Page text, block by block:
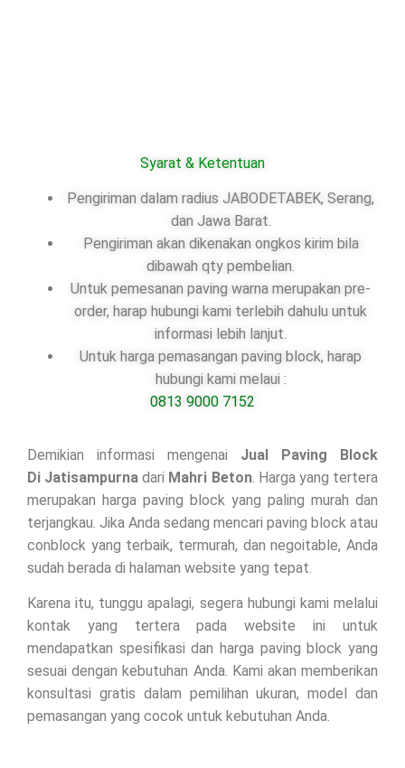
Syarat & Ketentuan
Pengiriman dalam radius JABODETABEK, Serang,
dan Jawa Barat.
Pengiriman akan dikenakan ongkos kirim bila
dibawah qty pembelian.
Untuk pemesanan paving warna merupakan pre-
order, harap hubungi kami terlebih dahulu untuk
informasi lebih lanjut.
Untuk harga pemasangan paving block, harap
hubungi kami melaui :
0813 9000 7152
Demikian informasi mengenai Jual Paving Block
Di Jatisampurnadari Mahri Beton. Harga yang tertera
merupakan harga paving block yang paling murah dan
terjangkau. Jika Anda sedang mencari paving block atau
conblock yang terbaik, termurah, dan negoitable, Anda
sudah berada di halaman website yang tepat.
Karena itu, tunggu apalagi, segera hubungi kami melalui
kontak yang tertera pada website ini untuk
mendapatkan spesifikasi dan harga paving block yang
sesuai dengan kebutuhan Anda. Kami akan memberikan
konsultasi gratis dalam pemilihan ukuran, model dan
pemasangan yang cocok untuk kebutuhan Anda.